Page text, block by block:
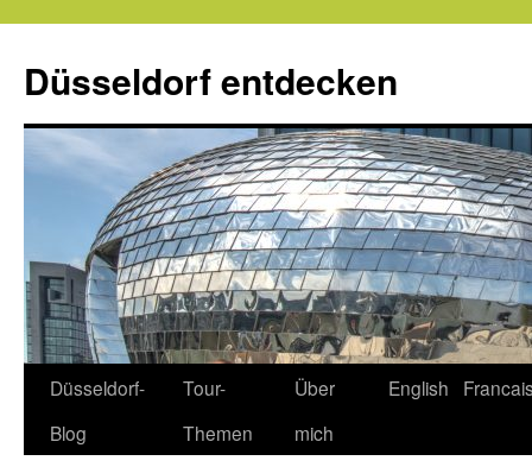
springen
Düsseldorf entdecken
Düsseldorf-
Blog
Tour-
Themen
Über
mich
English